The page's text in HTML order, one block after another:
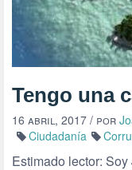
Tengo una
16 abril, 2017 / por
Ciudadanía
Estimado lector: